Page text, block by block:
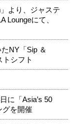
より、ジャステ
Loungeにて、
NY「Sip ＆
トシフト
に「Asia’s 50
グを開催